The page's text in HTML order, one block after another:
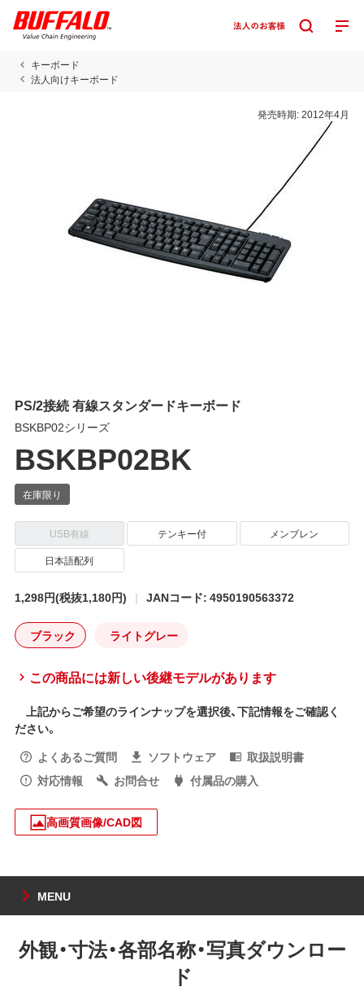
キーボード
法人向けキーボード
発売時期:2012年4月
PS/2接続 有線スタンダードキーボード
BSKBP02シリーズ
BSKBP02BK
USB有線 テンキー付
メンブレン
日本語配列
1,298円(税抜1,180円) JANコード: 4950190563372
ブラック ライトグレー
この商品には新しい後継モデルがあります
上記からご希望のラインナップを選択後、下記情報をご確認く
ださい。
よくあるご質問
ソフトウェア
取扱説明書
対応情報
お問合せ 付属品の購入
高画質画像/CAD図
MENU
外観・寸法・各部名称・写真ダウンロー
ド